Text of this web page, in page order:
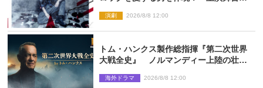
演劇 2026/8/8 12:00
トム・ハンクス製作総指揮『第二次世界
大戦全史』 ノルマンディー上陸の壮絶
海外ドラマ 2026/8/8 12:00